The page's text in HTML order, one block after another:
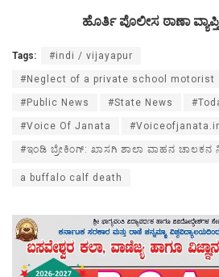
ಹೊರ್ತಿ ಪೊಲೀಸ ಠಾಣಾ
Tags: #indi / vijayapur
#Neglect of a private school motorist
#Public News #State News
#Voice Of Janata
#ಇಂಡಿ ಬ್ರೇಕಿಂಗ್: ಖಾಸಗಿ ಶಾಲಾ ವಾಹನ ಚಾಲಕನ
a buffalo calf death